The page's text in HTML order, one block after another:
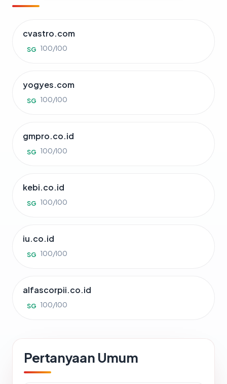
cvastro.com
SG 100/100
yogyes.com
SG 100/100
gmpro.co.id
SG 100/100
kebi.co.id
SG 100/100
iu.co.id
SG 100/100
alfascorpii.co.id
SG 100/100
Pertanyaan Umum